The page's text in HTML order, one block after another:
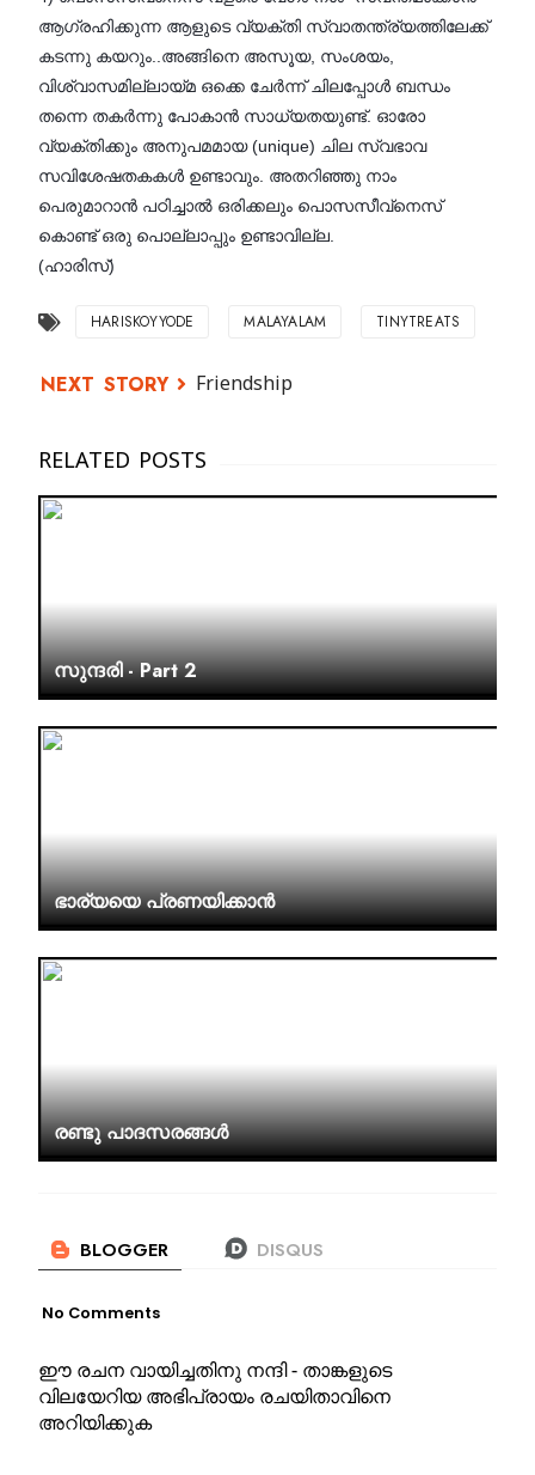
ആഗ്രഹിക്കുന്ന ആളുടെ വ്യക്തി സ്വാതന്ത്ര്യത്തിലേക്ക്
കടന്നു കയറും..അങ്ങിനെ അസൂയ, സംശയം,
വിശ്വാസമില്ലായ്മ ഒക്കെ ചേർന്ന് ചിലപ്പോൾ ബന്ധം
തന്നെ തകർന്നു പോകാൻ സാധ്യതയുണ്ട്. ഓരോ
വ്യക്തിക്കും അനുപമമായ (unique) ചില സ്വഭാവ
സവിശേഷതകകൾ ഉണ്ടാവും. അതറിഞ്ഞു നാം
പെരുമാറാൻ പഠിച്ചാൽ ഒരിക്കലും പൊസസീവ്‌നെസ്
കൊണ്ട് ഒരു പൊല്ലാപ്പും ഉണ്ടാവില്ല.
(ഹാരിസ്)
HARISKOYYODE MALAYALAM TINYTREATS
Friendship
സുന്ദരി - Part 2
ഭാര്യയെ പ്രണയിക്കാൻ
രണ്ടു പാദസരങ്ങൾ
No Comments
ഈ രചന വായിച്ചതിനു നന്ദി - താങ്കളുടെ
വിലയേറിയ അഭിപ്രായം രചയിതാവിനെ
അറിയിക്കുക